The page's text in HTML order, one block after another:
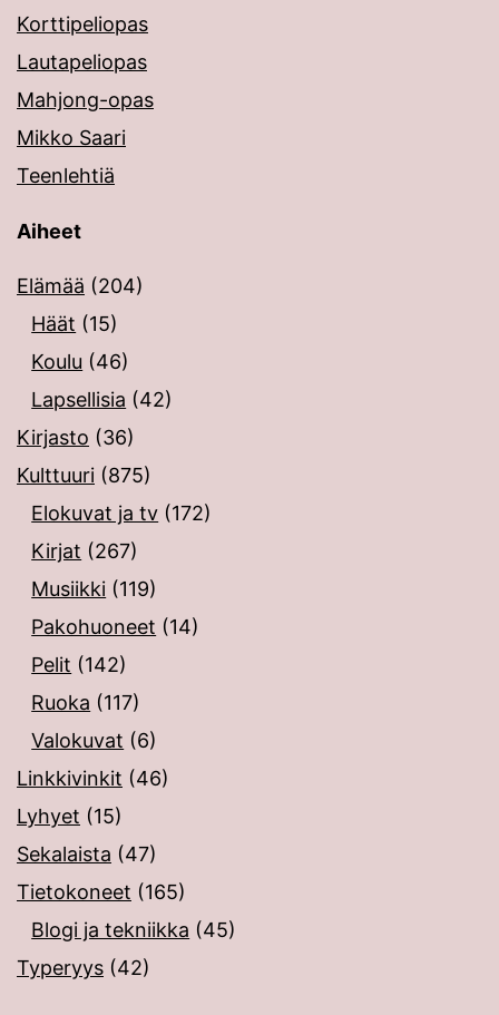
Korttipeliopas
Lautapeliopas
Mahjong-opas
Mikko Saari
Teenlehtiä
Aiheet
Elämää (204)
Häät (15)
Koulu (46)
Lapsellisia (42)
Kirjasto (36)
Kulttuuri (875)
Elokuvat ja tv (172)
Kirjat (267)
Musiikki (119)
Pakohuoneet (14)
Pelit (142)
Ruoka (117)
Valokuvat (6)
Linkkivinkit (46)
Lyhyet (15)
Sekalaista (47)
Tietokoneet (165)
Blogi ja tekniikka (45)
Typeryys (42)